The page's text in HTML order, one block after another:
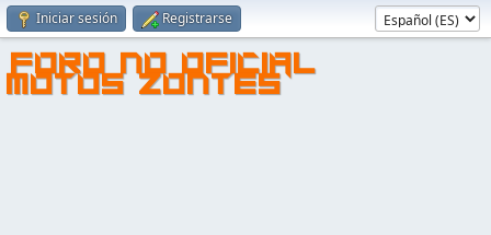
Iniciar sesión Registrarse
FORO NO OFICIAL
MOTOS ZONTES